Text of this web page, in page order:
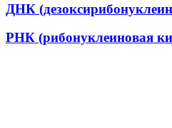
ДНК
РНК (рибонуклеиновая